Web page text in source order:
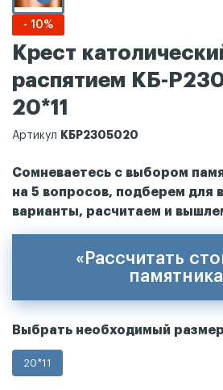
- 10%
Крест
распятием КБ-
20*11
Артикул КБР2305020
Сомневаетесь с выбором
на 5 вопросов, подберем для
варианты, расчитаем и
«Рассчитать
Выбрать необходимый размер
20*11